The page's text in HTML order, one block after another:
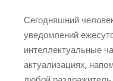
Сегодняшний
уведомлений
интеллектуальные
актуализациях,